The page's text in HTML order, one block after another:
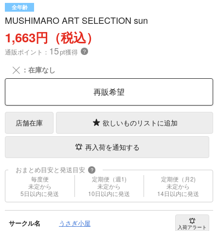
全年齢
MUSHIMARO ART SELECTION sun
1,663円（税込）
通販ポイント： 15pt獲得 ？
╳ ：在庫なし
再販希望
店舗在庫 欲しいものリストに追加
再入荷を通知する
おまとめ目安と発送目安 ?
毎度便
未定から
5日以内に発送
定期便（週1)
未定から
10日以内に発送
定期便（月2)
未定から
14日以内に発送
サークル名 うさぎ小屋 入荷アラート